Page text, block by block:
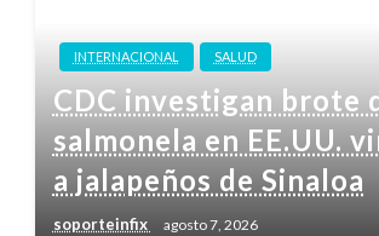
INTERNACIONAL SALUD
CDC investigan brote
salmonela en EE.UU.
a jalapeños de Sinaloa
soporteinfix agosto 7, 2026